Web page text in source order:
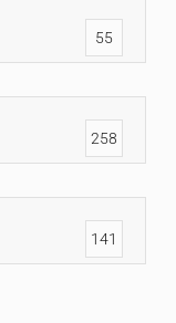
55
258
141